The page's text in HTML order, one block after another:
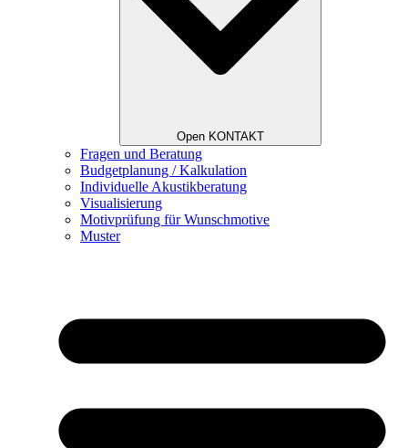
Open KONTAKT
Fragen und Beratung
Budgetplanung / Kalkulation
Individuelle Akustikberatung
Visualisierung
Motivprüfung für Wunschmotive
Muster